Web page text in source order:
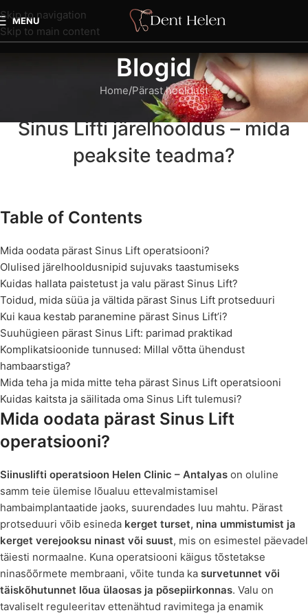
Skip to navigation
Skip to main content
MENU
Blogid
Home Pärast hooldust
PÄRAST HOOLDUST
Sinus Lifti järelhooldus – mida
peaksite teadma?
Table of Contents
Mida oodata pärast Sinus Lift operatsiooni?
Olulised järelhooldusnipid sujuvaks taastumiseks
Kuidas hallata paistetust ja valu pärast Sinus Lift?
Toidud, mida süüa ja vältida pärast Sinus Lift protseduuri
Kui kaua kestab paranemine pärast Sinus Lift’i?
Suuhügieen pärast Sinus Lift: parimad praktikad
Komplikatsioonide tunnused: Millal võtta ühendust
hambaarstiga?
Mida teha ja mida mitte teha pärast Sinus Lift operatsiooni
Kuidas kaitsta ja säilitada oma Sinus Lift tulemusi?
Mida oodata pärast Sinus Lift
operatsiooni?
Siinuslifti operatsioon Helen Clinic – Antalyas on oluline
samm teie ülemise lõualuu ettevalmistamisel
hambaimplantaatide jaoks, suurendades luu mahtu. Pärast
protseduuri võib esineda kerget turset, nina ummistumist ja
kerget verejooksu ninast või suust, mis on esimestel päevadel
täiesti normaalne. Kuna operatsiooni käigus tõstetakse
ninasõõrmete membraani, võite tunda ka survetunnet või
täiskõhutunnet lõua ülaosas ja põsepiirkonnas. Valu on
tavaliselt reguleeritav ettenähtud ravimitega ja enamik